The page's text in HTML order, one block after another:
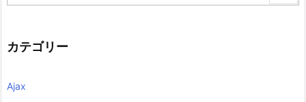
カテゴリー
Ajax